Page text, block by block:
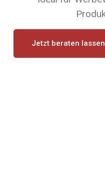
Jetzt beraten lassen